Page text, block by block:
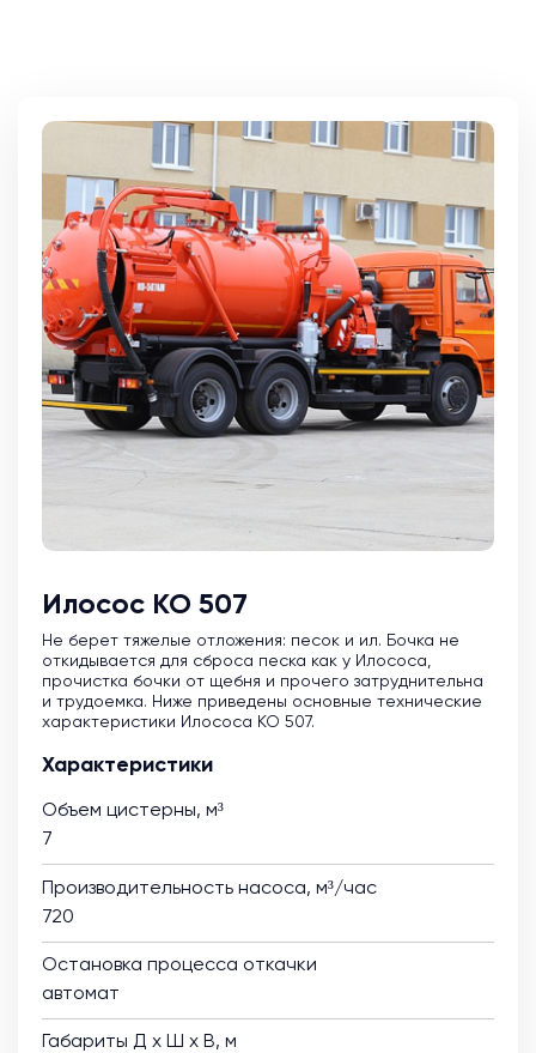
Илосос КО 507
Не берет тяжелые отложения: песок и ил. Бочка не
откидывается для сброса песка как у Илососа,
прочистка бочки от щебня и прочего затруднительна
и трудоемка. Ниже приведены основные технические
характеристики Илососа КО 507.
Характеристики
Объем цистерны, м³
7
Производительность насоса, м³/час
720
Остановка процесса откачки
автомат
Габариты Д х Ш х В, м